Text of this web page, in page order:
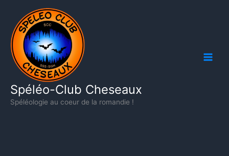
contenu
Spéléo-Club Cheseaux
Spéléologie au coeur de la romandie !